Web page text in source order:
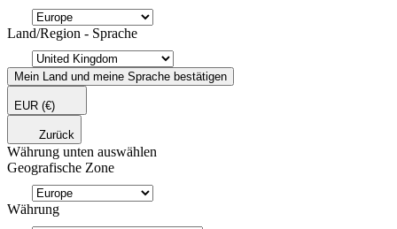
Land/Region - Sprache
Mein Land und meine Sprache bestätigen
EUR (€)
Zurück
Währung unten auswählen
Geografische Zone
Währung